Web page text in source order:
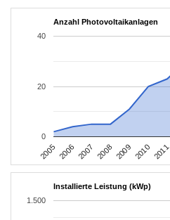
Anzahl Photovoltaikanlagen
2005 2006 2007 2008 2009 2010 2011
0
20
40
Installierte Leistung (kWp)
1.500